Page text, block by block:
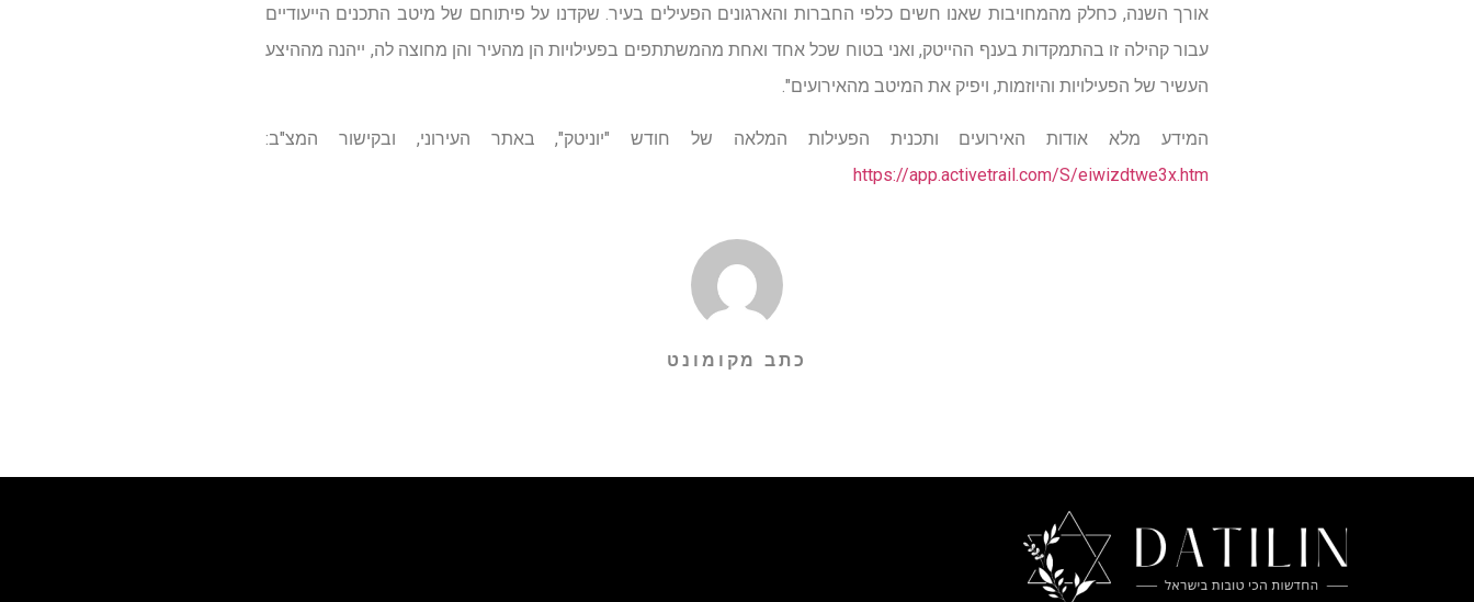
אורך השנה, כחלק מהמחויבות שאנו חשים כלפי החברות והארגונים הפעילים בעיר. שקדנו על פיתוחם של מיטב התכנים הייעודיים
עבור קהילה זו בהתמקדות בענף ההייטק, ואני בטוח שכל אחד ואחת מהמשתתפים בפעילויות הן מהעיר והן מחוצה לה, ייהנה מההיצע
העשיר של הפעילויות והיוזמות, ויפיק את המיטב מהאירועים".
המידע מלא אודות האירועים ותכנית הפעילות המלאה של חודש "יוניטק", באתר העירוני, ובקישור המצ"ב:
https://app.activetrail.com/S/eiwizdtwe3x.htm
כתב מקומונט